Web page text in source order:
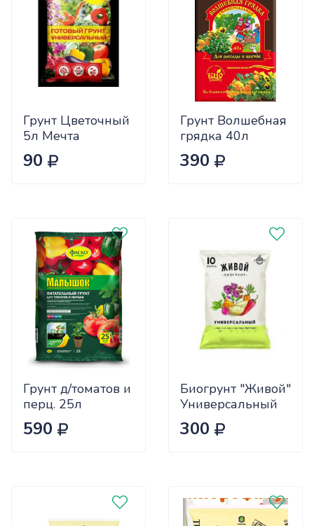
Грунт Цветочный
5л Мечта
Ботаника
(5/10/420/440)
90
Грунт Волшебная
грядка 40л
Универсал БХЗ
х40
390
Грунт д/томатов и
перц. 25л
Малышок ФАСКО
(1/60)
590
Биогрунт "Живой"
Универсальный
10л "СЗТК" (200)
300